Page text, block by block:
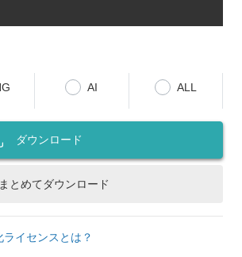
AI ALL
ダウンロード
まとめてダウンロード
ライセンスとは？